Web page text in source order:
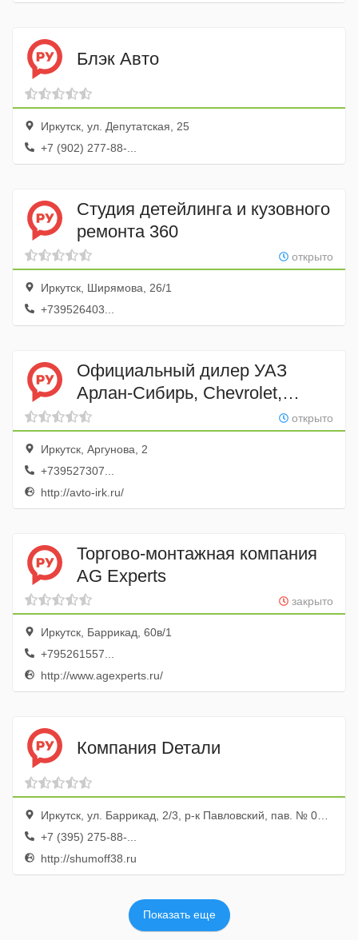
Блэк Авто
Иркутск, ул. Депутатская, 25
+7 (902) 277-88-...
Студия детейлинга и кузовного
ремонта 360
открыто
Иркутск, Ширямова, 26/1
+739526403...
Официальный дилер УАЗ
Арлан-Сибирь, Chevrolet,
ISUZU
открыто
Иркутск, Аргунова, 2
+739527307...
http://avto-irk.ru/
Торгово-монтажная компания
AG Experts
закрыто
Иркутск, Баррикад, 60в/1
+795261557...
http://www.agexperts.ru/
Компания Dетали
Иркутск, ул. Баррикад, 2/3, р-к Павловский, пав. № 0011
+7 (395) 275-88-...
http://shumoff38.ru
Показать еще